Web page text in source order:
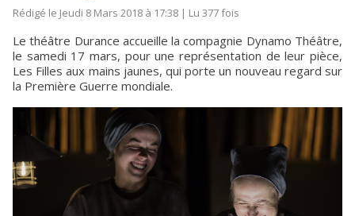
Rédigé le Jeudi 8 Mars 2018 à 17:38 | Lu 377 fois
Le théâtre Durance accueille la compagnie Dynamo Théâtre,
le samedi 17 mars, pour une représentation de leur pièce,
Les Filles aux mains jaunes, qui porte un nouveau regard sur
la Première Guerre mondiale.